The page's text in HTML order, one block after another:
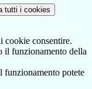
tutti i cookies
cookie consentire.
il funzionamento della
funzionamento potete